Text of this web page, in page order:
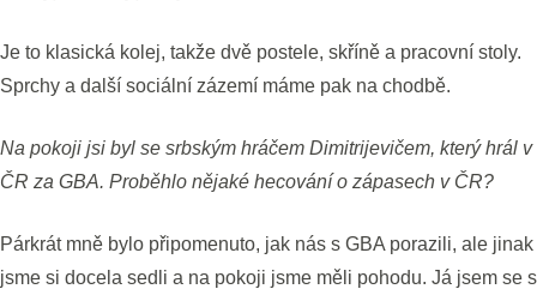
Je to klasická kolej, takže dvě postele, skříně a pracovní stoly.
Sprchy a další sociální zázemí máme pak na chodbě.
Na pokoji jsi byl se srbským hráčem Dimitrijevičem, který hrál v
ČR za GBA. Proběhlo nějaké hecování o zápasech v ČR?
Párkrát mně bylo připomenuto, jak nás s GBA porazili, ale jinak
jsme si docela sedli a na pokoji jsme měli pohodu. Já jsem se s